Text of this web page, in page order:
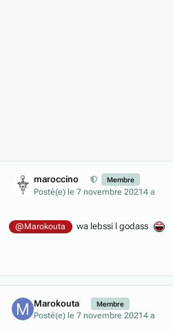
maroccino Membre
Posté(e) le 7 novembre 20214 a
@Marokouta wa lebssi l godass
Marokouta Membre
Posté(e) le 7 novembre 20214 a